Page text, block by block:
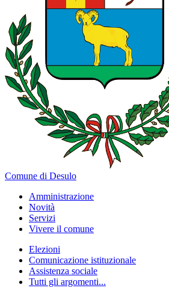
Comune di Desulo
Amministrazione
Novità
Servizi
Vivere il comune
Elezioni
Comunicazione istituzionale
Assistenza sociale
Tutti gli argomenti...